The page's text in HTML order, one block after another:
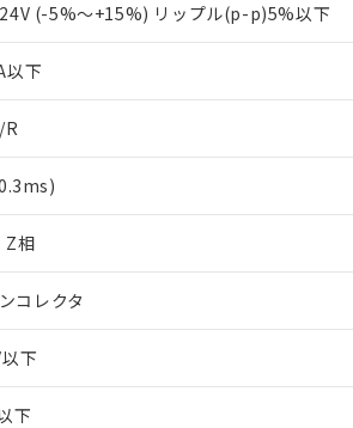
(-5%～+15%) リップル(p-p)5%以下
以下
R
Z相
コレクタ
下
下